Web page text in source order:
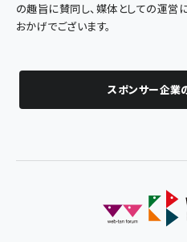
の趣旨に賛同し、媒体としての運営
おかげでございます。
スポンサー企業